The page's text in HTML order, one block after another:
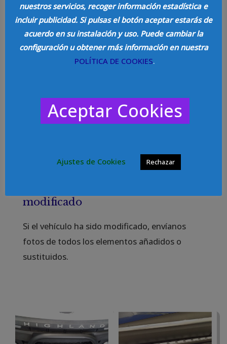
modificado
Si el vehículo ha sido modificado, envíanos
fotos de todos los elementos añadidos o
sustituidos.
nuestros servicios, recoger información estadística e
incluir publicidad. Si pulsas el botón aceptar estarás de
acuerdo en su instalación y uso. Puede cambiar la
configuración u obtener más información en nuestra
POLÍTICA DE COOKIES.
Aceptar Cookies
Ajustes de Cookies Rechazar